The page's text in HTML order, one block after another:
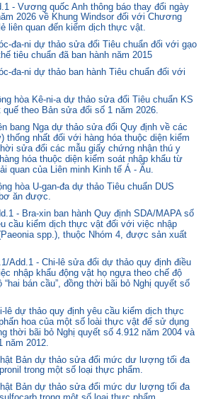
- Vương quốc Anh thông báo thay đổi ngày
2026 về Khung Windsor đối với Chương
liên quan đến kiểm dịch thực vật.
đa-ni dự thảo sửa đổi Tiêu chuẩn đối với gạo
tiêu chuẩn đã ban hành năm 2015
đa-ni dự thảo ban hành Tiêu chuẩn đối với
hòa Kê-ni-a dự thảo sửa đổi Tiêu chuẩn KS
theo Bản sửa đổi số 1 năm 2026.
bang Nga dự thảo sửa đổi Quy định về các
thống nhất đối với hàng hóa thuộc diện kiểm
sửa đổi các mẫu giấy chứng nhận thú y
hóa thuộc diện kiểm soát nhập khẩu từ
quan của Liên minh Kinh tế Á - Âu.
hòa U-gan-đa dự thảo Tiêu chuẩn DUS
ăn được.
- Bra-xin ban hành Quy định SDA/MAPA số
cầu kiểm dịch thực vật đối với việc nhập
spp.), thuộc Nhóm 4, được sản xuất
Add.1 - Chi-lê sửa đổi dự thảo quy định điều
nhập khẩu động vật họ ngựa theo chế độ
bán cầu”, đồng thời bãi bỏ Nghị quyết số
lê dự thảo quy định yêu cầu kiểm dịch thực
hoa của một số loài thực vật để sử dụng
thời bãi bỏ Nghị quyết số 4.912 năm 2004 và
năm 2012.
Bản dự thảo sửa đổi mức dư lượng tối đa
trong một số loại thực phẩm.
Bản dự thảo sửa đổi mức dư lượng tối đa